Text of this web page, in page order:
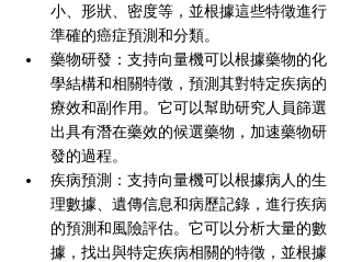
小、形狀、密度等，並根據這些特徵進行
準確的癌症預測和分類。
藥物研發：支持向量機可以根據藥物的化
學結構和相關特徵，預測其對特定疾病的
療效和副作用。它可以幫助研究人員篩選
出具有潛在藥效的候選藥物，加速藥物研
發的過程。
疾病預測：支持向量機可以根據病人的生
理數據、遺傳信息和病歷記錄，進行疾病
的預測和風險評估。它可以分析大量的數
據，找出與特定疾病相關的特徵，並根據